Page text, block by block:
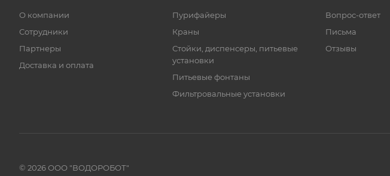
О компании
Сотрудники
Партнеры
Доставка и оплата
Пурифайеры
Краны
Стойки, диспенсеры, питьевые
установки
Питьевые фонтаны
Фильтровальные установки
Вопрос-ответ
Письма
Отзывы
© 2026 ООО "ВОДОРОБОТ"